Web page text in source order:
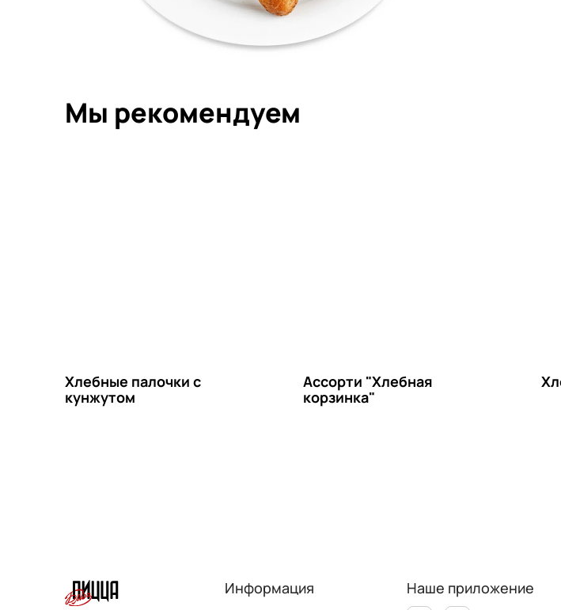
Мы рекомендуем
Хлебные палочки с
кунжутом
Ассорти "Хлебная
корзинка"
Информация Наше приложение